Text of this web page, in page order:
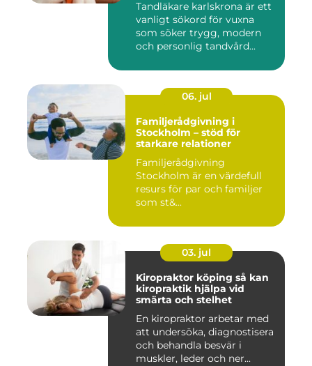
Tandläkare karlskrona är ett
vanligt sökord för vuxna
som söker trygg, modern
och personlig tandvård...
06. jul
Familjerådgivning i
Stockholm – stöd för
starkare relationer
Familjerådgivning
Stockholm är en värdefull
resurs för par och familjer
som st&...
03. jul
Kiropraktor köping så kan
kiropraktik hjälpa vid
smärta och stelhet
En kiropraktor arbetar med
att undersöka, diagnostisera
och behandla besvär i
muskler, leder och ner...